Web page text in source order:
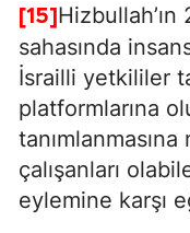
[15] Hizbullah’ın
sahasında
İsrailli yetkililer
platformlarına
çalışanları
eylemine karşı